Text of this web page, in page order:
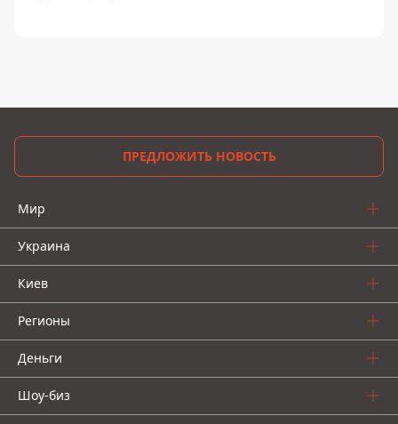
ПРЕДЛОЖИТЬ НОВОСТЬ
Мир
Украина
Киев
Регионы
Деньги
Шоу-биз